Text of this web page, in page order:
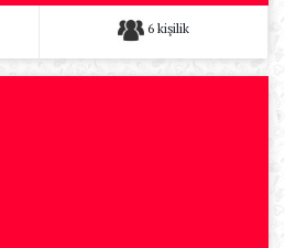
6 kişilik